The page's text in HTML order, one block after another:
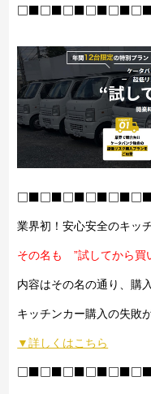
業界初！安心安全のキッ
その名も ”試してから買
内容はその名の通り、購
キッチンカー購入の失敗
▼詳しくはこちら